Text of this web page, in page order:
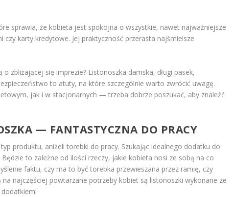
sprawia, że kobieta jest spokojna o wszystkie, nawet najważniejsze
karty kredytowe. Jej praktyczność przerasta najśmielsze
zbliżającej się imprezie? Listonoszka damska, długi pasek,
to atuty, na które szczególnie warto zwrócić uwagę.
jak i w stacjonarnych — trzeba dobrze poszukać, aby znaleźć
— FANTASTYCZNA DO PRACY
produktu, aniżeli torebki do pracy. Szukając idealnego dodatku do
to zależne od ilości rzeczy, jakie kobieta nosi ze sobą na co
faktu, czy ma to być torebka przewieszana przez ramię, czy
najczęściej powtarzane potrzeby kobiet są listonoszki wykonane ze